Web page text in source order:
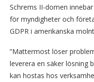
Schrems II-domen
för myndigheter och
GDPR i amerikanska
”Mattermost löser
leverera en säker lösning
kan hostas hos